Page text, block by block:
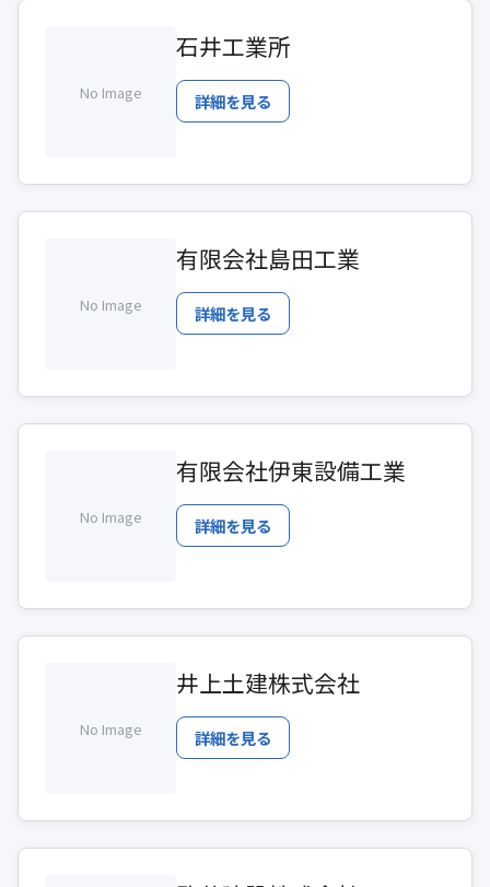
No Image
石井工業所
詳細を見る
No Image
有限会社島田工業
詳細を見る
No Image
有限会社伊東設備工業
詳細を見る
No Image
井上土建株式会社
詳細を見る